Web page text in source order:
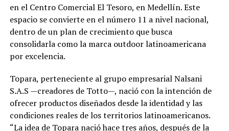
en el Centro Comercial El Tesoro, en Medellín. Este
espacio se convierte en el número 11 a nivel nacional,
dentro de un plan de crecimiento que busca
consolidarla como la marca outdoor latinoamericana
por excelencia.
Topara, perteneciente al grupo empresarial Nalsani
S.A.S —creadores de Totto—, nació con la intención de
ofrecer productos diseñados desde la identidad y las
condiciones reales de los territorios latinoamericanos.
“La idea de Topara nació hace tres años, después de la